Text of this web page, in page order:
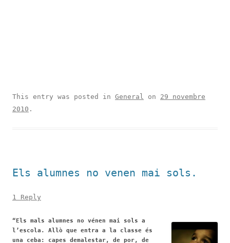
This entry was posted in General on 29 novembre
2010 .
Els alumnes no venen mai sols.
1 Reply
“Els mals alumnes no vénen mai sols a
l’escola. Allò que entra a la classe és
una ceba: capes demalestar, de por, de